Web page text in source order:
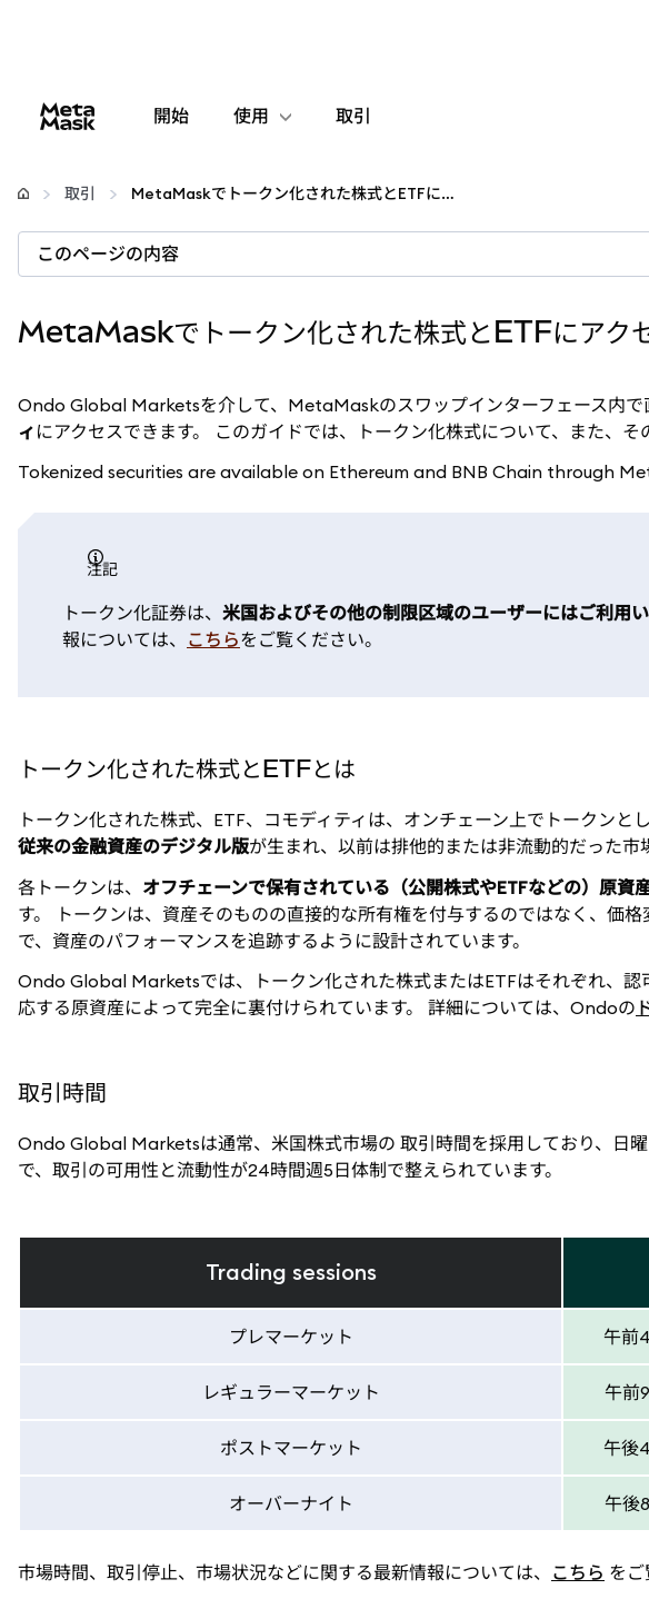
開始 使用
設定
仮想通貨の管理
取引
取引 MetaMaskでトークン化された株式とETFにアクセス
このページの内容
MetaMaskでトークン化された株式とETFにアク
Ondo Global Marketsを介して、MetaMaskのスワップインターフェース内で
ィ にアクセスできます。 このガイドでは、トークン化株式について、また、
Tokenized securities are available on Ethereum and BNB Chain through
注記
トークン化証券は、 米国およびその他の制限区域のユーザーにはご利用
報については、 こちらをご覧ください。
トークン化された株式とETFとは
トークン化された株式、ETF、コモディティは、オンチェーン上でトークンと
従来の金融資産のデジタル版が生まれ、以前は排他的または非流動的だった市
各トークンは、 オフチェーンで保有されている（公開株式やETFなどの）原
す。 トークンは、資産そのものの直接的な所有権を付与するのではなく、価
で、資産のパフォーマンスを追跡するように設計されています。
Ondo Global Marketsでは、トークン化された株式またはETFはそれぞれ、
応する原資産によって完全に裏付けられています。 詳細については、Ondoの
取引時間
Ondo Global Marketsは通常、米国株式市場の 取引時間を採用しており、日
で、取引の可用性と流動性が24時間週5日体制で整えられています。
Trading sessions
プレマーケット 午前
レギュラーマーケット 午前
ポストマーケット 午後
オーバーナイト 午後
市場時間、取引停止、市場状況などに関する最新情報については、 こちら をご